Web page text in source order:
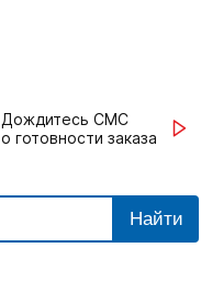
Дождитесь СМС
о готовности заказа
Найти